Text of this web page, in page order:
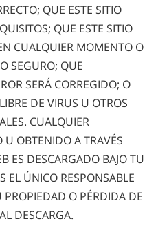
QUE ESTE SITIO
QUE ESTE SITIO
CUALQUIER MOMENTO O
SEGURO; QUE
SERÁ CORREGIDO; O
DE VIRUS U OTROS
CUALQUIER
OBTENIDO A TRAVÉS
ES DESCARGADO BAJO TU
EL ÚNICO RESPONSABLE
O PÉRDIDA DE
DESCARGA.